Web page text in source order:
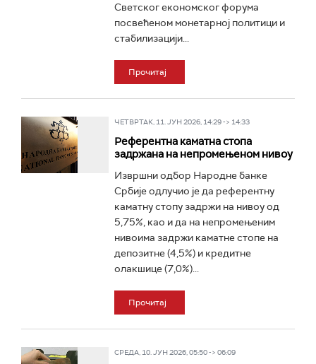
Светског економског форума
посвећеном монетарној политици и
стабилизацији...
Прочитај
ЧЕТВРТАК, 11. ЈУН 2026, 14:29 -> 14:33
Референтна каматна стопа
задржана на непромењеном нивоу
Извршни одбор Народне банке
Србије одлучио је да референтну
каматну стопу задржи на нивоу од
5,75%, као и да на непромењеним
нивоима задржи каматне стопе на
депозитне (4,5%) и кредитне
олакшице (7,0%)...
Прочитај
СРЕДА, 10. ЈУН 2026, 05:50 -> 06:09